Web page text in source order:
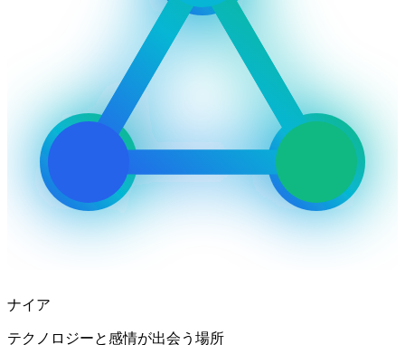
ナイア
テクノロジーと感情が出会う場所